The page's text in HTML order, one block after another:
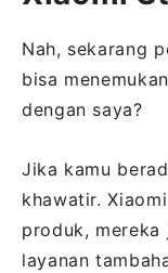
Nah, sekarang
bisa
dengan saya?
Jika kamu
khawatir.
produk, mereka
layanan